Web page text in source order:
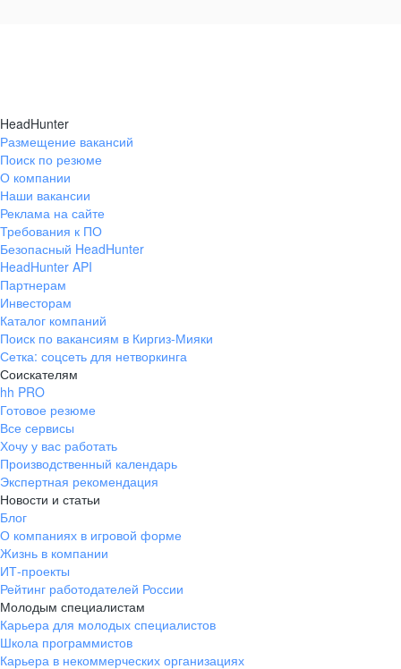
HeadHunter
Размещение вакансий
Поиск по резюме
О компании
Наши вакансии
Реклама на сайте
Требования к ПО
Безопасный HeadHunter
HeadHunter API
Партнерам
Инвесторам
Каталог компаний
Поиск по вакансиям в Киргиз-Мияки
Сетка: соцсеть для нетворкинга
Соискателям
hh PRO
Готовое резюме
Все сервисы
Хочу у вас работать
Производственный календарь
Экспертная рекомендация
Новости и статьи
Блог
О компаниях в игровой форме
Жизнь в компании
ИТ-проекты
Рейтинг работодателей России
Молодым специалистам
Карьера для молодых специалистов
Школа программистов
Карьера в некоммерческих организациях